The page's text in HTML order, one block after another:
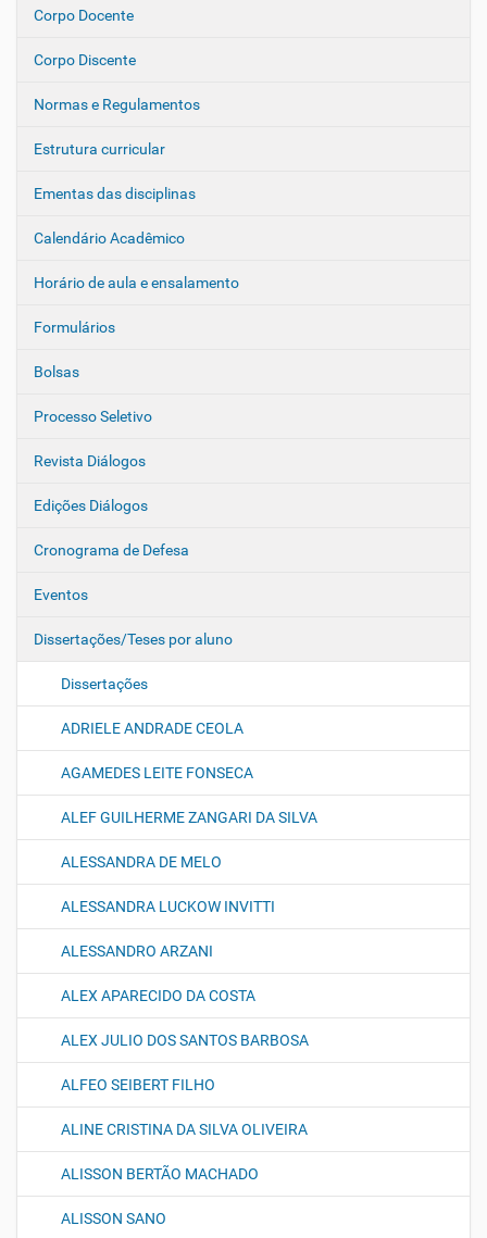
a
ç
o
Corpo Docente
Corpo Discente
Normas e Regulamentos
Estrutura curricular
Ementas das disciplinas
Calendário Acadêmico
Horário de aula e ensalamento
Formulários
Bolsas
Processo Seletivo
Revista Diálogos
Edições Diálogos
Cronograma de Defesa
Eventos
Dissertações/Teses por aluno
Dissertações
ADRIELE ANDRADE CEOLA
AGAMEDES LEITE FONSECA
ALEF GUILHERME ZANGARI DA SILVA
ALESSANDRA DE MELO
ALESSANDRA LUCKOW INVITTI
ALESSANDRO ARZANI
ALEX APARECIDO DA COSTA
ALEX JULIO DOS SANTOS BARBOSA
ALFEO SEIBERT FILHO
ALINE CRISTINA DA SILVA OLIVEIRA
ALISSON BERTÃO MACHADO
ALISSON SANO